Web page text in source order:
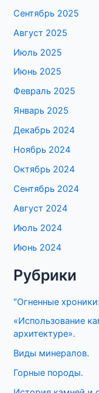
Сентябрь 2025
Август 2025
Июль 2025
Июнь 2025
Февраль 2025
Январь 2025
Декабрь 2024
Ноябрь 2024
Октябрь 2024
Сентябрь 2024
Август 2024
Июль 2024
Июнь 2024
Рубрики
"Огненные
«Использование
архитектуре».
Виды минералов.
Горные породы.